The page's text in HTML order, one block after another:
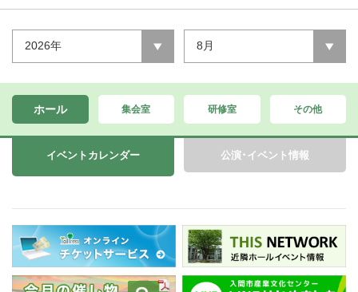
2026年 8月
ホール 集会室 研修室 その他
イベントカレンダー 公演･イベント情報